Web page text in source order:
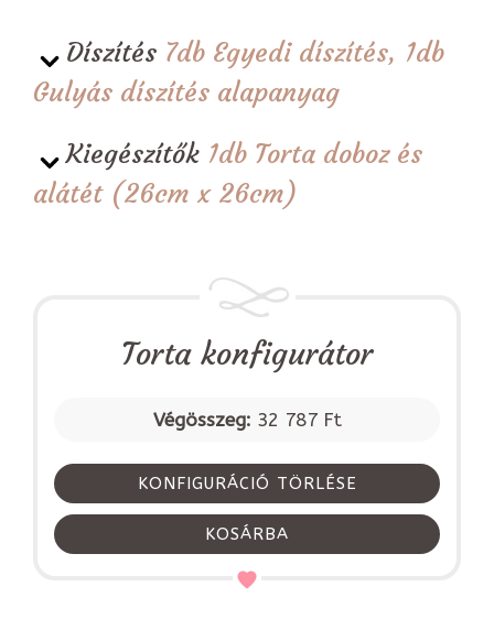
Díszítés 7db Egyedi díszítés, 1db
Gulyás díszítés alapanyag
Kiegészítők 1db Torta doboz és
alátét (26cm x 26cm)
Torta konfigurátor
Végösszeg: 32 787 Ft
KONFIGURÁCIÓ TÖRLÉSE
KOSÁRBA